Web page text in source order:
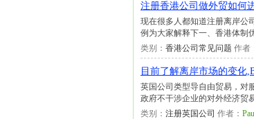
注册香港公司做外贸如何
现在很多人都知道注册离岸公
例为大家解释下一、香港体制
类别： 香港公司常见问题 作者
目前了解离岸市场的变化
英国公司类型导自由贸易，对
政府不干涉企业的对外经济贸
类别： 注册英国公司 作者：